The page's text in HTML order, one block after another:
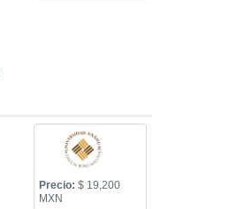
Precio: $ 19,200
MXN